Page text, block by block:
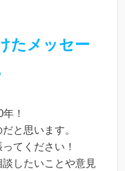
たメッセー
！
と思います。
てください！
したいことや意見